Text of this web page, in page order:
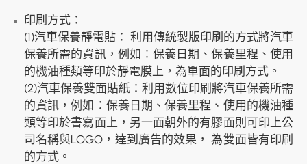
印刷方式：
(1)汽車保養靜電貼： 利用傳統製版印刷的方式將汽車
保養所需的資訊，例如：保養日期、保養里程、使用
的機油種類等印於靜電膜上，為單面的印刷方式。
(2)汽車保養雙面貼紙：利用數位印刷將汽車保養所需
的資訊，例如：保養日期、保養里程、使用的機油種
類等印於書寫面上，另一面朝外的有膠面則可印上公
司名稱與LOGO，達到廣告的效果， 為雙面皆有印刷
的方式。